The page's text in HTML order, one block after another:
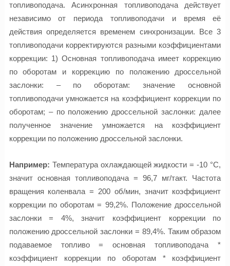
топливоподача. Асинхронная топливоподача действует
независимо от периода топливоподачи и время её
действия определяется временем синхронизации. Все 3
топливоподачи корректируются разными коэффициентами
коррекции: 1) Основная топливоподача имеет коррекцию
по оборотам и коррекцию по положению дроссельной
заслонки: – по оборотам: значение основной
топливоподачи умножается на коэффициент коррекции по
оборотам; – по положению дроссельной заслонки: далее
полученное значение умножается на коэффициент
коррекции по положению дроссельной заслонки.
Например: Температура охлаждающей жидкости = -10 °C,
значит основная топливоподача = 96,7 мг/такт. Частота
вращения коленвала = 200 об/мин, значит коэффициент
коррекции по оборотам = 99,2%. Положение дроссельной
заслонки = 4%, значит коэффициент коррекции по
положению дроссельной заслонки = 89,4%. Таким образом
подаваемое топливо = основная топливоподача *
коэффициент коррекции по оборотам * коэффициент